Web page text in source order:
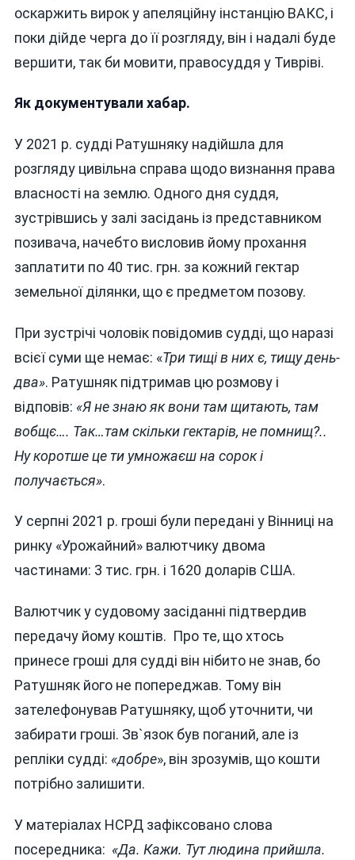
оскаржить вирок у апеляційну інстанцію ВАКС, і
поки дійде черга до її розгляду, він і надалі буде
вершити, так би мовити, правосуддя у Тивріві.
Як документували хабар.
У 2021 р. судді Ратушняку надійшла для
розгляду цивільна справа щодо визнання права
власності на землю. Одного дня суддя,
зустрівшись у залі засідань із представником
позивача, начебто висловив йому прохання
заплатити по 40 тис. грн. за кожний гектар
земельної ділянки, що є предметом позову.
При зустрічі чоловік повідомив судді, що наразі
всієї суми ще немає: «Три тищі в них є, тищу день-
два». Ратушняк підтримав цю розмову і
відповів: «Я не знаю як вони там щитають, там
вобщє…. Так…там скільки гектарів, не помнищ?..
Ну коротше це ти умножаєш на сорок і
получається».
У серпні 2021 р. гроші були передані у Вінниці на
ринку «Урожайний» валютчику двома
частинами: 3 тис. грн. і 1620 доларів США.
Валютчик у судовому засіданні підтвердив
передачу йому коштів. Про те, що хтось
принесе гроші для судді він нібито не знав, бо
Ратушняк його не попереджав. Тому він
зателефонував Ратушняку, щоб уточнити, чи
забирати гроші. Зв`язок був поганий, але із
репліки судді: «добре», він зрозумів, що кошти
потрібно залишити.
У матеріалах НСРД зафіксовано слова
посередника: «Да. Кажи. Тут людина прийшла.